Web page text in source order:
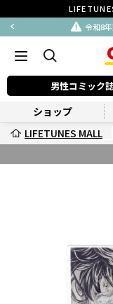
令和8
男性コミック
ショップ
LIFETUNES MALL